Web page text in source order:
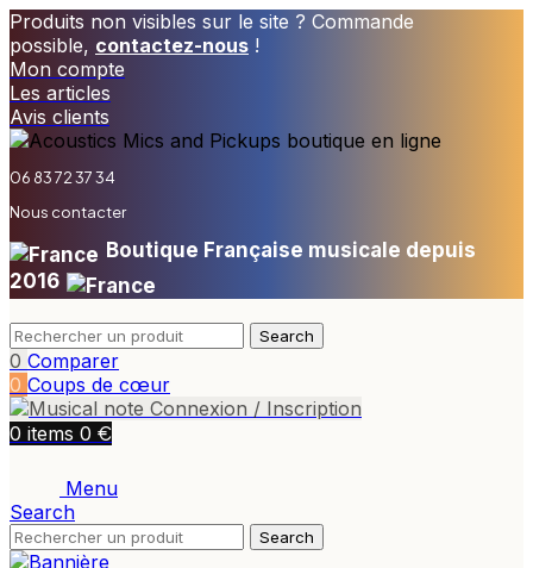
Produits non visibles sur le site ? Commande
possible, contactez-nous !
Mon compte
Les articles
Avis clients
06 83 72 37 34
Nous contacter
Boutique Française musicale depuis
2016
Search
0 Comparer
0 Coups de cœur
Connexion / Inscription
0 items 0 €
Menu
Search
Search